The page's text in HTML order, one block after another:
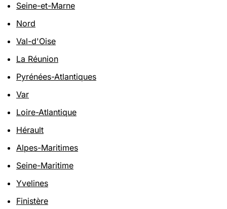
Seine-et-Marne
Nord
Val-d'Oise
La Réunion
Pyrénées-Atlantiques
Var
Loire-Atlantique
Hérault
Alpes-Maritimes
Seine-Maritime
Yvelines
Finistère